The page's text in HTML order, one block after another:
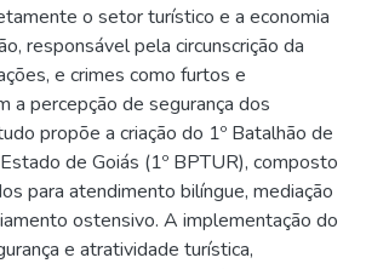
o setor turístico e a economia
responsável pela circunscrição da
e crimes como furtos e
a percepção de segurança dos
propõe a criação do 1º Batalhão de
de Goiás (1º BPTUR), composto
para atendimento bilíngue, mediação
ostensivo. A implementação do
e atratividade turística,